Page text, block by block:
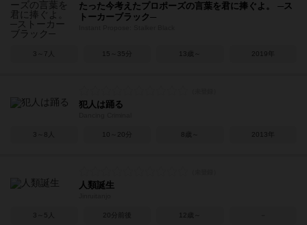
たった今考えたプロポーズの言葉を君に捧ぐよ。 ─ス
トーカーブラック─
3～7人 15～35分 13歳～ 2019年
犯人は踊る
3～8人 10～20分 8歳～ 2013年
人類誕生
3～5人 20分前後 12歳～